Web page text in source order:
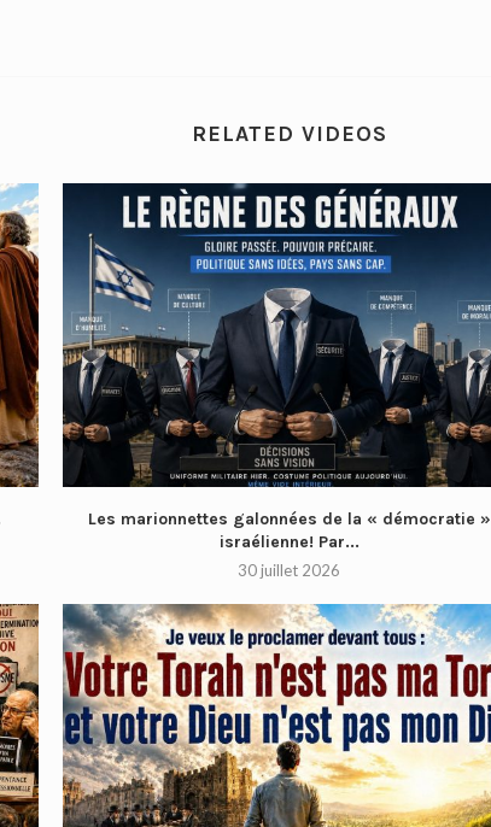
RELATED VIDEOS
Les marionnettes galonnées de la « démocratie »
israélienne! Par...
30 juillet 2026